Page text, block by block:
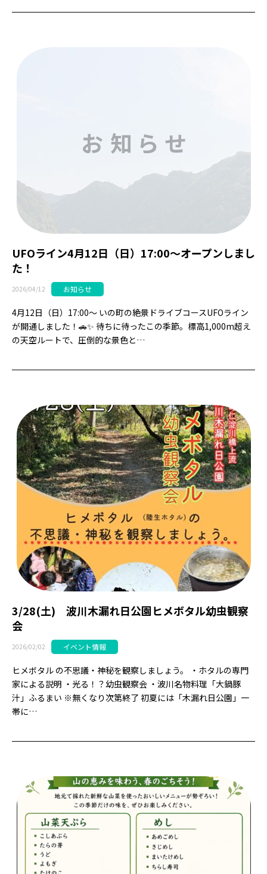
UFOライン4月12日（日）17:00〜オープンしまし
た！
2026/04/12 お知らせ
4月12日（日）17:00〜 いの町の絶景ドライブコースUFOライン
が開通しました！🚗✨ 待ちに待ったこの季節。標高1,000m超え
の天空ルートで、圧倒的な景色と…
3/28(土) 波川木漏れ日公園ヒメボタル幼虫観察
会
2026/02/02 イベント情報
ヒメボタル の不思議・神秘を観察しましょう。 ・ホタルの専門
家による説明 ・光る！？幼虫観察会 ・波川名物料理「大鍋豚
汁」ふるまい ※無くなり次第終了 初夏には「木漏れ日公園」一
帯に…